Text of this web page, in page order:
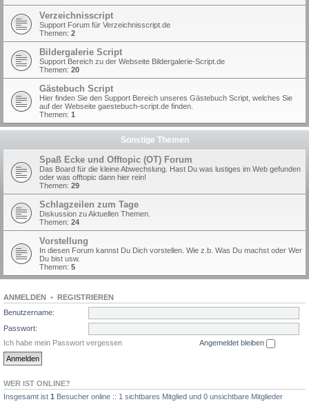
Verzeichnisscript
Support Forum für Verzeichnisscript.de
Themen: 2
Bildergalerie Script
Support Bereich zu der Webseite Bildergalerie-Script.de
Themen: 20
Gästebuch Script
Hier finden Sie den Support Bereich unseres Gästebuch Script, welches Sie
auf der Webseite gaestebuch-script.de finden.
Themen: 1
Sonstige Themen
Spaß Ecke und Offtopic (OT) Forum
Das Board für die kleine Abwechslung. Hast Du was lustiges im Web gefunden
oder was offtopic dann hier rein!
Themen: 29
Schlagzeilen zum Tage
Diskussion zu Aktuellen Themen.
Themen: 24
Vorstellung
In diesen Forum kannst Du Dich vorstellen. Wie z.b. Was Du machst oder Wer
Du bist usw.
Themen: 5
ANMELDEN • REGISTRIEREN
Benutzername:
Passwort:
Ich habe mein Passwort vergessen
Angemeldet bleiben
WER IST ONLINE?
Insgesamt ist 1 Besucher online :: 1 sichtbares Mitglied und 0 unsichtbare Mitglieder